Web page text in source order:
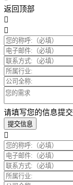
返回顶部
请填写您的信息提交
提交信息